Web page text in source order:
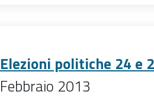
Elezioni politiche 24 e
Febbraio 2013